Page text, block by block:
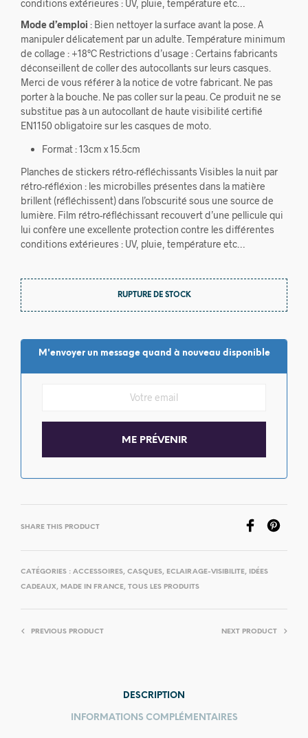
conditions extérieures : UV, pluie, température etc…
Mode d’emploi : Bien nettoyer la surface avant la pose. A
manipuler délicatement par un adulte. Température minimum
de collage : +18°C Restrictions d’usage : Certains fabricants
déconseillent de coller des autocollants sur leurs casques.
Merci de vous référer à la notice de votre fabricant. Ne pas
porter à la bouche. Ne pas coller sur la peau. Ce produit ne se
substitue pas à un autocollant de haute visibilité certifié
EN1150 obligatoire sur les casques de moto.
Format : 13cm x 15.5cm
Planches de stickers rétro-réfléchissants Visibles la nuit par
rétro-réfléxion : les microbilles présentes dans la matière
brillent (réfléchissent) dans l’obscurité sous une source de
lumière. Film rétro-réfléchissant recouvert d’une pellicule qui
lui confère une excellente protection contre les différentes
conditions extérieures : UV, pluie, température etc…
RUPTURE DE STOCK
M'envoyer un message quand à nouveau disponible
SHARE THIS PRODUCT
CATÉGORIES : ACCESSOIRES, CASQUES, ECLAIRAGE-VISIBILITE,
IDÉES
CADEAUX, MADE IN FRANCE, TOUS LES PRODUITS
PREVIOUS PRODUCT NEXT PRODUCT
DESCRIPTION
INFORMATIONS COMPLÉMENTAIRES